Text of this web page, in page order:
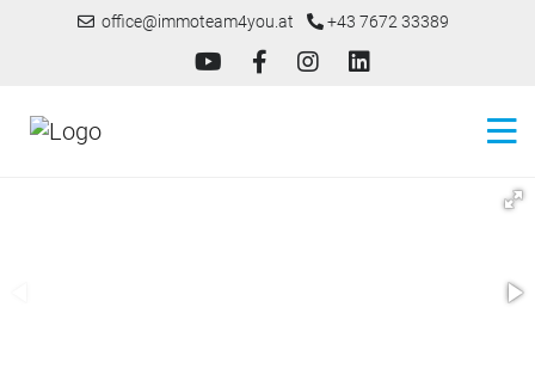
office@immoteam4you.at +43 7672 33389